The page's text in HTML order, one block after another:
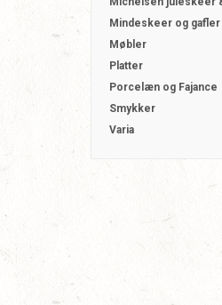
Mindeskeer og gafler
Møbler
Platter
Porcelæn og Fajance
Smykker
Varia